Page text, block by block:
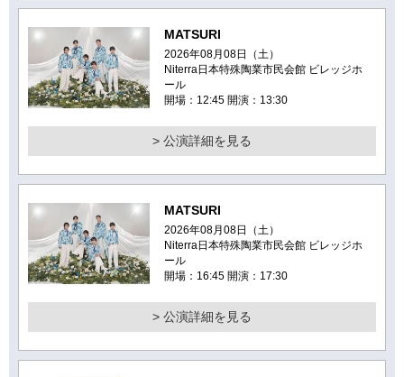
MATSURI
2026年08月08日（土）
Niterra日本特殊陶業市民会館 ビレッジホ
ール
開場：12:45 開演：13:30
> 公演詳細を見る
MATSURI
2026年08月08日（土）
Niterra日本特殊陶業市民会館 ビレッジホ
ール
開場：16:45 開演：17:30
> 公演詳細を見る